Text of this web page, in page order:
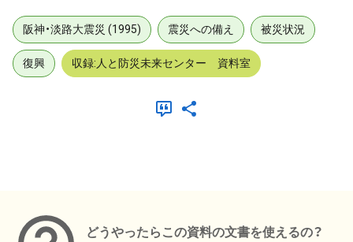
阪神・淡路大震災 (1995) 震災への備え 被災状況
復興 収録:人と防災未来センター 資料室
どうやったらこの資料の文書を使えるの？